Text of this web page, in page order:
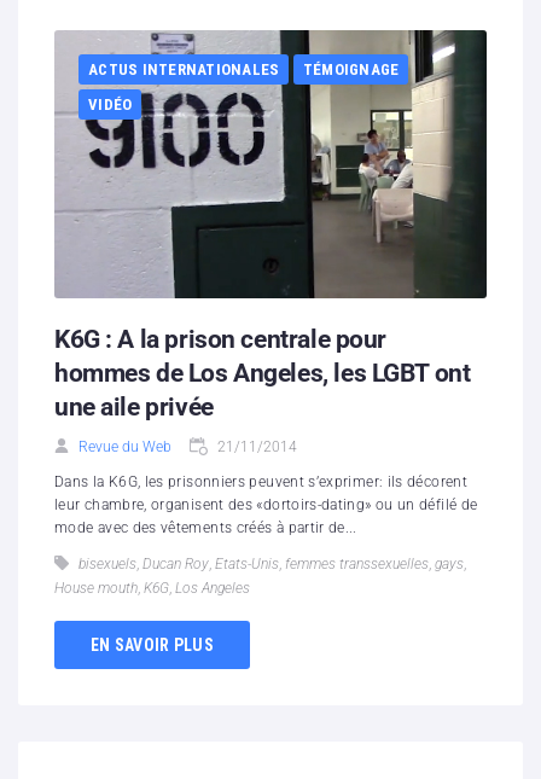
ACTUS INTERNATIONALES
TÉMOIGNAGE
VIDÉO
K6G : A la prison centrale pour
hommes de Los Angeles, les LGBT ont
une aile privée
Revue du Web 21/11/2014
Dans la K6G, les prisonniers peuvent s’exprimer: ils décorent
leur chambre, organisent des «dortoirs-dating» ou un défilé de
mode avec des vêtements créés à partir de...
bisexuels, Ducan Roy, Etats-Unis, femmes transsexuelles, gays,
House mouth, K6G, Los Angeles
EN SAVOIR PLUS